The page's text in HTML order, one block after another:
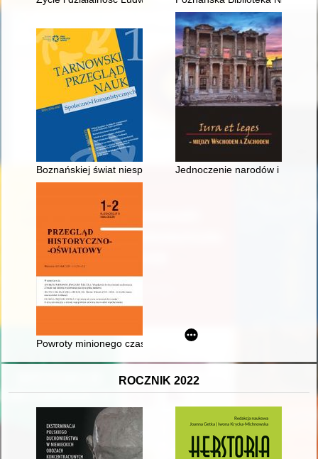
Boznańskiej świat niespełnień Jednoczenie narodów i
Powroty minionego czasu - recenzja]
ROCZNIK 2022